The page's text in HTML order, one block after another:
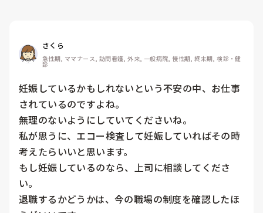
さくら
急性期, ママナース, 訪問看護, 外来, 一般病院, 慢性期, 終末期, 検診・健
診
妊娠しているかもしれないという不安の中、お仕事
されているのですよね。
無理のないようにしていてくださいね。
私が思うに、エコー検査して妊娠していればその時
考えたらいいと思います。
もし妊娠しているのなら、上司に相談してくださ
い。
退職するかどうかは、今の職場の制度を確認したほ